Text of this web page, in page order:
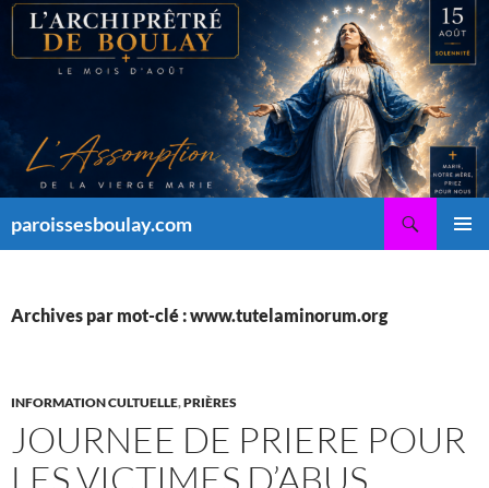
Aller
contenu
paroissesboulay.com
Archives par mot-clé : www.tutelaminorum.org
INFORMATION CULTUELLE,PRIÈRES
JOURNEE DE PRIERE POUR
LES VICTIMES D’ABUS